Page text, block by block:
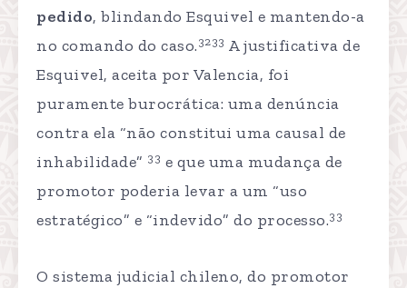
pedido, blindando Esquivel e mantendo-a
no comando do caso.3233 A justificativa de
Esquivel, aceita por Valencia, foi
puramente burocrática: uma denúncia
contra ela “não constitui uma causal de
inhabilidade” 33 e que uma mudança de
promotor poderia levar a um “uso
estratégico” e “indevido” do processo.33
O sistema judicial chileno, do promotor